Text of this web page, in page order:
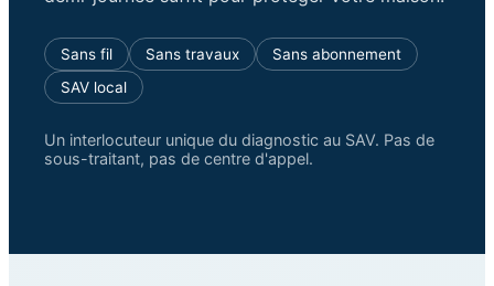
Sans fil Sans travaux
Sans abonnement
SAV local
Un interlocuteur unique du diagnostic au SAV. Pas de
sous-traitant, pas de centre d'appel.